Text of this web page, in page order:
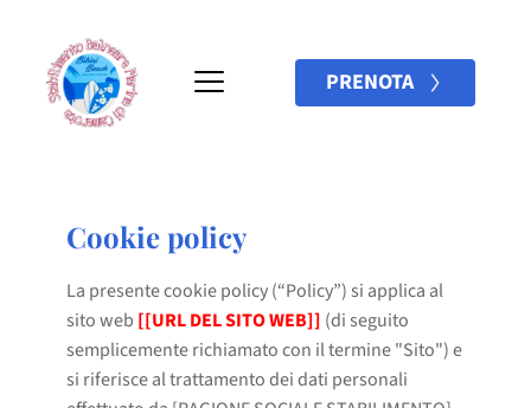
PRENOTA
Cookie policy
La presente cookie policy (“Policy”) si applica al
sito web [[URL DEL SITO WEB]] (di seguito
semplicemente richiamato con il termine "Sito") e
si riferisce al trattamento dei dati personali